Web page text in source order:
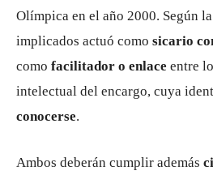
Olímpica en el año 2000. Según
implicados actuó como sicario
como facilitador o enlace entre
intelectual del encargo, cuya
conocerse.
Ambos deberán cumplir además